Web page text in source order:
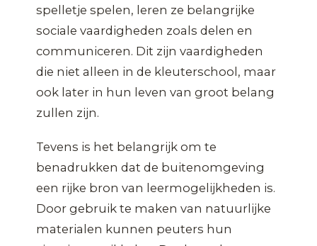
spelletje spelen, leren ze belangrijke
sociale vaardigheden zoals delen en
communiceren. Dit zijn vaardigheden
die niet alleen in de kleuterschool, maar
ook later in hun leven van groot belang
zullen zijn.
Tevens is het belangrijk om te
benadrukken dat de buitenomgeving
een rijke bron van leermogelijkheden is.
Door gebruik te maken van natuurlijke
materialen kunnen peuters hun